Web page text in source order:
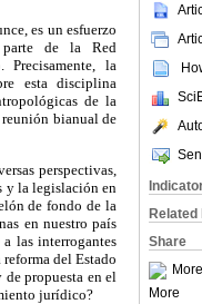
Related
Share
More
More
es un esfuerzo
parte de la Red
la
esta disciplina
de la
bianual de
perspectivas,
y la legislación en
de fondo de la
en nuestro país
las interrogantes
del Estado
propuesta en el
jurídico?